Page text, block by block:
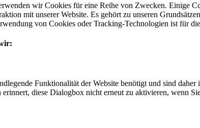
wir Cookies für eine Reihe von Zwecken. Einige
mit unserer Website. Es gehört zu unseren
von Cookies oder Tracking-Technologien ist für
Funktionalität der Website benötigt und sind
diese Dialogbox nicht erneut zu aktivieren, wenn